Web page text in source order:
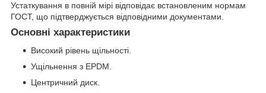
Устаткування в повній мірі відповідає встановленим нормам
ГОСТ, що підтверджується відповідними документами.
Основні характеристики
Високий рівень щільності.
Ущільнення з EPDM.
Центричний диск.